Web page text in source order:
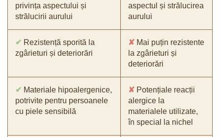
privința aspectului și
strălucirii aurului
aspectul și strălucirea
aurului
✔ Rezistență sporită la
zgârieturi și deteriorări
✘ Mai puțin rezistente
la zgârieturi și
deteriorări
✔ Materiale hipoalergenice,
potrivite pentru persoanele
cu piele sensibilă
✘ Potențiale reacții
alergice la
materialele utilizate,
în special la nichel